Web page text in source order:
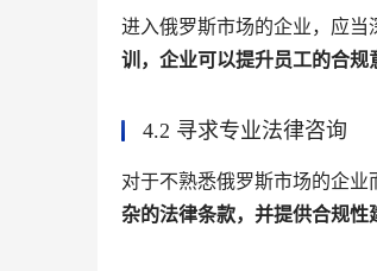
进入俄罗斯市场的企业，应当
训，企业可以提升员工的合
4.2 寻求专业法律咨询
对于不熟悉俄罗斯市场的企业
杂的法律条款，并提供合规性